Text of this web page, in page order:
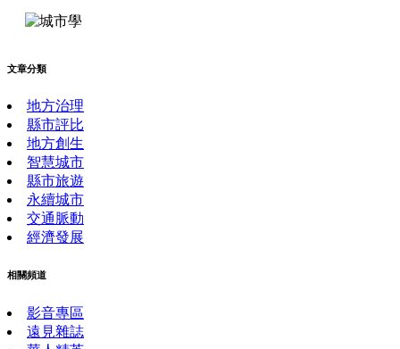
文章分類
地方治理
縣市評比
地方創生
智慧城市
縣市旅遊
永續城市
交通脈動
經濟發展
相關頻道
影音專區
遠見雜誌